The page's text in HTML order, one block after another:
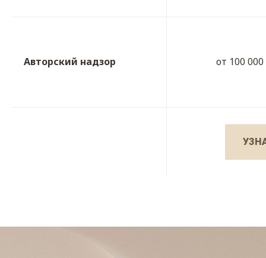
Авторский надзор от 100